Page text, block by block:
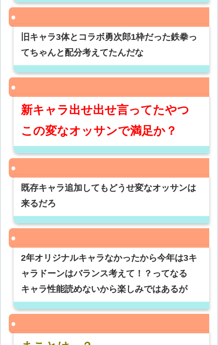
旧キャラ3体とコラボ勇次郎1枠だった鉄拳っ
てちゃんと配分考えてたんだな
新キャラ出せ出せ言ってたやつ
この変なオッサンで満足か？
既存キャラ追加してもどうせ変なオッサンは
来るだろ
2年オリジナルキャラなかったから今年は3キ
ャラドーンはバランス考えて！？ってなる
キャラ性能読めないから楽しみではあるが